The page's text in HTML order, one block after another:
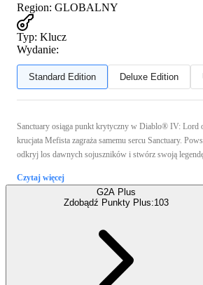
Region: GLOBALNY
Typ: Klucz
Wydanie:
Standard Edition Deluxe Edition
Sanctuary osiąga punkt krytyczny w Diablo® IV:
krucjata Mefista zagraża samemu sercu Sanctuary.
odkryj los dawnych sojuszników i stwórz swoją
Czytaj więcej
G2A Plus
Zdobądź Punkty Plus:103